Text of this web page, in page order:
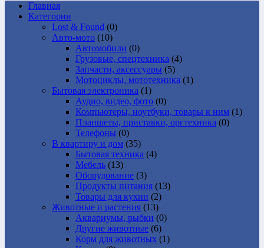
Главная
Категории
Lost & Found (0)
Авто-мото (10)
Автомобили (0)
Грузовые, спецтехника (4)
Запчасти, аксессуары (5)
Мотоциклы, мототехника (1)
Бытовая электроника (1)
Аудио, видео, фото (0)
Компьютеры, ноутбуки, товары к ним (1)
Планшеты, приставки, оргтехника (0)
Телефоны (0)
В квартиру и дом (35)
Бытовая техника (4)
Мебель (13)
Оборудование (3)
Продукты питания (13)
Товары для кухни (2)
Животные и растения (13)
Аквариумы, рыбки (0)
Другие животные (6)
Корм для животных (1)